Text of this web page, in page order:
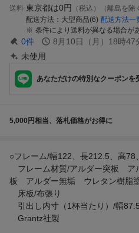
送料 東京都は0円
（税込）（離島を除
配送方法
大型商品(6) 配送方法一
条件により送料が異なる場合が
0件 8月10日（月）18時47
未使用
あなただけの特別なクーポンを
5,000円相当、落札価格がお得に
○フレーム/幅122、長212.5、高78
フレーム材質/アルダー突板 ア
板 アルダー無垢 ウレタン樹脂
床板/布張り
引出し内寸（1杯当たり）/幅
Grantz社製